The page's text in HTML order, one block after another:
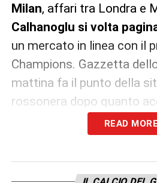
Milan, affari tra Londra e
Calhanoglu si volta
un mercato in linea con il
Champions. Gazzetta
mattina fa il punto della
rossonera dopo quanto
Donnarumma e
tratta”. E ancora: “Gli
per Ceballos. Col Chelsea
READ